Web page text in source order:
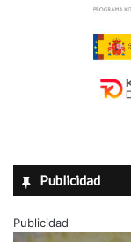
Publicidad
Publicidad